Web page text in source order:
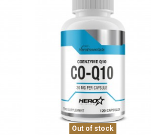
Out of stock